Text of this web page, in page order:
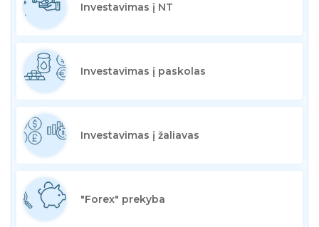
Investavimas į NT
Investavimas į paskolas
Investavimas į žaliavas
"Forex" prekyba